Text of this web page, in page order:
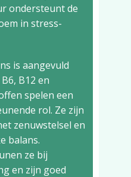
ondersteunt de
in stress-
is aangevuld
B12 en
spelen een
rol. Ze zijn
zenuwstelsel en
balans.
ze bij
en zijn goed